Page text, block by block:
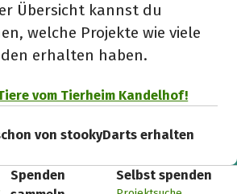
Übersicht kannst du
welche Projekte wie viele
erhalten haben.
vom Tierheim Kandelhof!
von stookyDarts erhalten
Spenden
Selbst spenden